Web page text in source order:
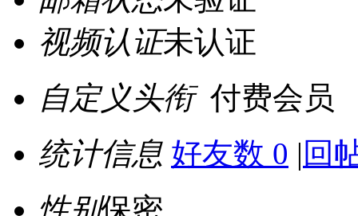
视频认证未认证
自定义头衔 付费会员
统计信息 好友数 0 | 回